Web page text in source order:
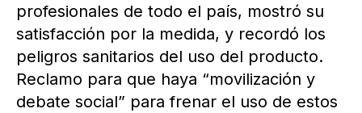
profesionales de todo el país, mostró su
satisfacción por la medida, y recordó los
peligros sanitarios del uso del producto.
Reclamo para que haya “movilización y
debate social” para frenar el uso de estos